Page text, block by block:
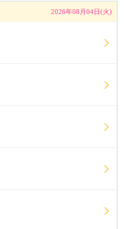
2026年08月04日(火)